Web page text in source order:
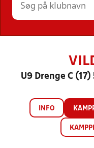
U9 Drenge C
INFO